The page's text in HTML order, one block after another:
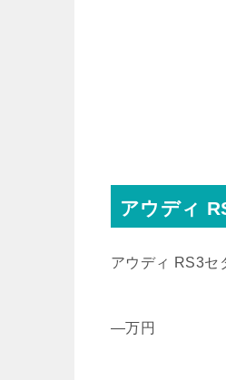
アウディ
アウディ RS3セ
—万円